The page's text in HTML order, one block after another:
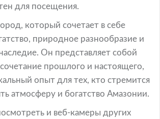
для посещения.
который сочетает в себе
природное разнообразие и
Он представляет собой
прошлого и настоящего,
опыт для тех, кто стремится
атмосферу и богатство Амазонии.
и веб-камеры других